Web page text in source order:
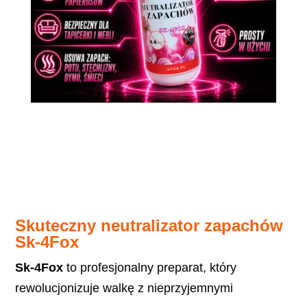
Skuteczny neutralizator zapachów
Sk-4Fox
Sk-4Fox to profesjonalny preparat, który
rewolucjonizuje walkę z nieprzyjemnymi